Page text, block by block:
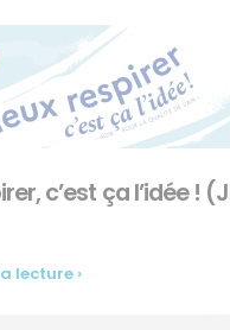
c’est ça l’idée !
lecture ›